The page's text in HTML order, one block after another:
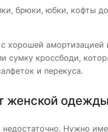
брюки, юбки, кофты
хорошей
сумку кроссбоди,
и перекуса.
женской
Нужно